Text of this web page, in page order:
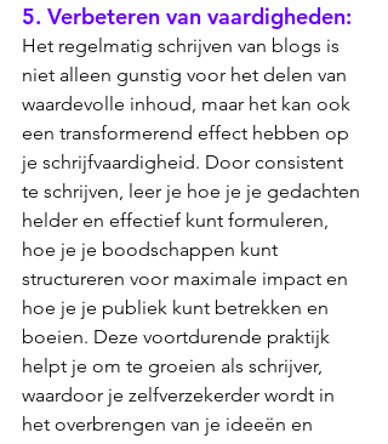
5. Verbeteren van vaardigheden:
Het regelmatig schrijven van blogs is
niet alleen gunstig voor het delen van
waardevolle inhoud, maar het kan ook
een transformerend effect hebben op
je schrijfvaardigheid. Door consistent
te schrijven, leer je hoe je je gedachten
helder en effectief kunt formuleren,
hoe je je boodschappen kunt
structureren voor maximale impact en
hoe je je publiek kunt betrekken en
boeien. Deze voortdurende praktijk
helpt je om te groeien als schrijver,
waardoor je zelfverzekerder wordt in
het overbrengen van je ideeën en